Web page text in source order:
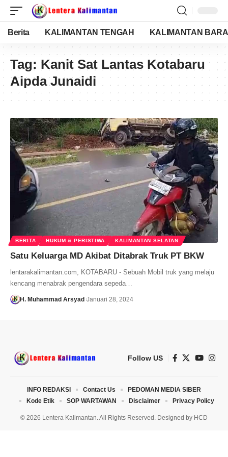
Berita KALIMANTAN TENGAH KALIMANTAN
Tag: Kanit Sat Lantas Kotabaru
Aipda Junaidi
BERITA HUKUM & PERISTIWA KALIMANTAN SELATAN
Satu Keluarga MD Akibat Ditabrak Truk PT BKW
lentarakalimantan.com, KOTABARU - Sebuah Mobil truk yang melaju
kencang menabrak pengendara sepeda…
H. Muhammad Arsyad Januari 28, 2024
Follow US
© 2026 Lentera Kalimantan. All Rights Reserved. Designed by HCD
INFO REDAKSI Contact Us
PEDOMAN MEDIA SIBER
Kode Etik
SOP WARTAWAN Disclaimer Privacy Policy